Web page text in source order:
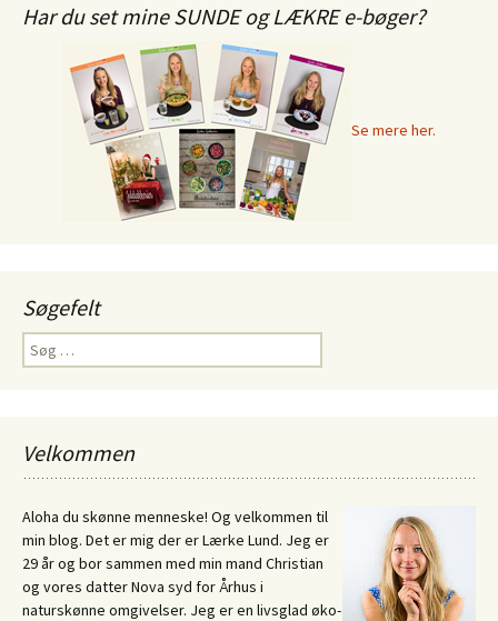
Har du set mine SUNDE og LÆKRE e-bøger?
Se mere her.
Søgefelt
Søg
efter:
Velkommen
Aloha du skønne menneske! Og velkommen til
min blog. Det er mig der er Lærke Lund. Jeg er
29 år og bor sammen med min mand Christian
og vores datter Nova syd for Århus i
naturskønne omgivelser. Jeg er en livsglad øko-